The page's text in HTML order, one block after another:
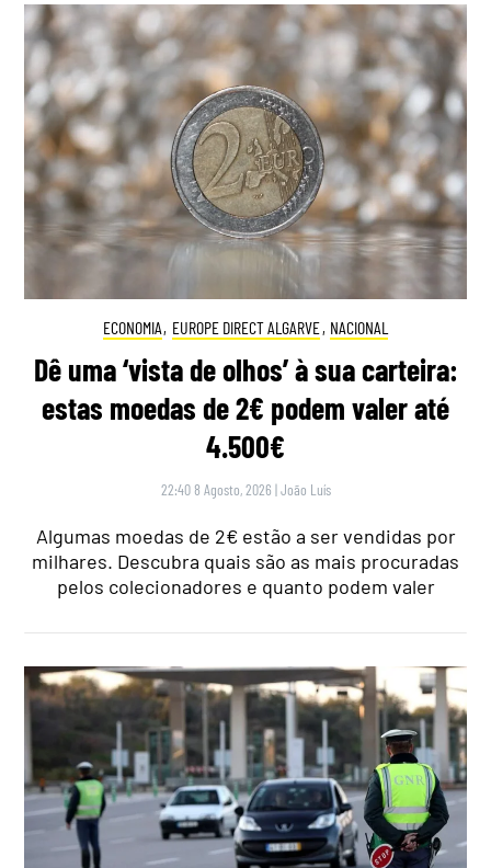
ECONOMIA, EUROPE DIRECT ALGARVE, NACIONAL
Dê uma ‘vista de olhos’ à sua carteira:
estas moedas de 2€ podem valer até
4.500€
22:40 8 Agosto, 2026 |João Luís
Algumas moedas de 2€ estão a ser vendidas por
milhares. Descubra quais são as mais procuradas
pelos colecionadores e quanto podem valer